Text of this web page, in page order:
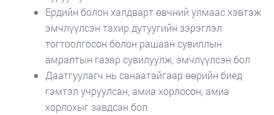
Ердийн болон халдварт өвчний улмаас хэвтэж
эмчлүүлсэн тахир дутуугийн зэрэглэл
тогтоолгосон болон рашаан сувиллын
амралтын газар сувилуулж, эмчлүүлсэн бол
Даатгуулагч нь санаатайгаар өөрийн биед
гэмтэл учруулсан, амиа хорлосон, амиа
хорлохыг завдсан бол